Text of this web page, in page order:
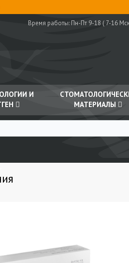
Время работы:Пн-Пт 9-18 ( 7-16
И
МАТЕРИАЛЫ